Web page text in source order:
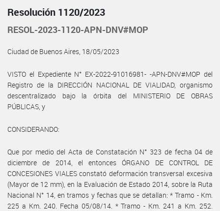
Resolución 1120/2023
RESOL-2023-1120-APN-DNV#MOP
Ciudad de Buenos Aires, 18/05/2023
VISTO el Expediente N° EX-2022-91016981- -APN-DNV#MOP del
Registro de la DIRECCIÓN NACIONAL DE VIALIDAD, organismo
descentralizado bajo la órbita del MINISTERIO DE OBRAS
PÚBLICAS, y
CONSIDERANDO:
Que por medio del Acta de Constatación N° 323 de fecha 04 de
diciembre de 2014, el entonces ÓRGANO DE CONTROL DE
CONCESIONES VIALES constató deformación transversal excesiva
(Mayor de 12 mm), en la Evaluación de Estado 2014, sobre la Ruta
Nacional N° 14, en tramos y fechas que se detallan: * Tramo - Km.
225 a Km. 240. Fecha 05/08/14. * Tramo - Km. 241 a Km. 252.